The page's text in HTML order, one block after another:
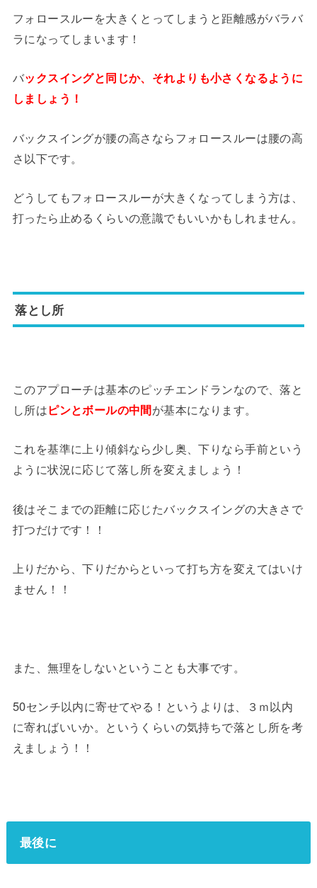
フォロースルーを大きくとってしまうと距離感がバラバ
ラになってしまいます！
バックスイングと同じか、それよりも小さくなるように
しましょう！
バックスイングが腰の高さならフォロースルーは腰の高
さ以下です。
どうしてもフォロースルーが大きくなってしまう方は、
打ったら止めるくらいの意識でもいいかもしれません。
落とし所
このアプローチは基本のピッチエンドランなので、落と
し所はピンとボールの中間が基本になります。
これを基準に上り傾斜なら少し奥、下りなら手前という
ように状況に応じて落し所を変えましょう！
後はそこまでの距離に応じたバックスイングの大きさで
打つだけです！！
上りだから、下りだからといって打ち方を変えてはいけ
ません！！
また、無理をしないということも大事です。
50センチ以内に寄せてやる！というよりは、３ｍ以内
に寄ればいいか。というくらいの気持ちで落とし所を考
えましょう！！
最後に